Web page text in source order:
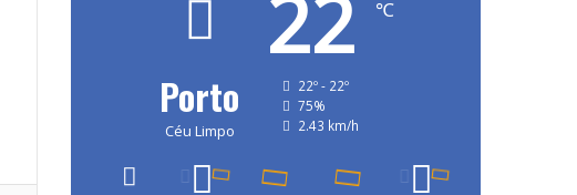
Porto
Céu Limpo
22 ℃
22º - 22º
75%
2.43 km/h